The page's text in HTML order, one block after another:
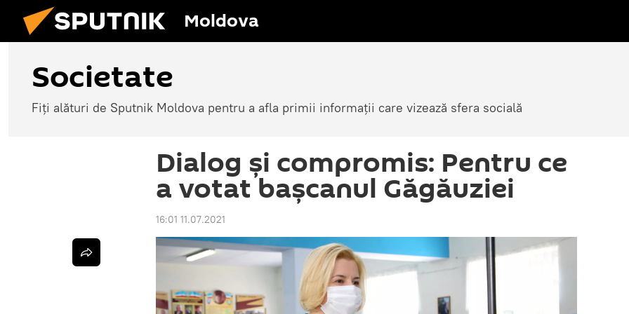
Moldova
Societate
Fiți alături de Sputnik Moldova pentru a afla primii informații care vizează sfera socială
Dialog și compromis: Pentru ce
a votat bașcanul Găgăuziei
16:01 11.07.2021